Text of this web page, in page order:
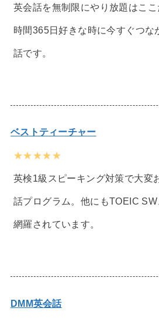
英会話を無制限にやり放題はこ
時間365日好きな時に今すぐつな
話です。
ベストティーチャー
★★★★★
英検1級スピーキング対策で大変
話プログラム。他にもTOEIC
網羅されています。
DMM英会話